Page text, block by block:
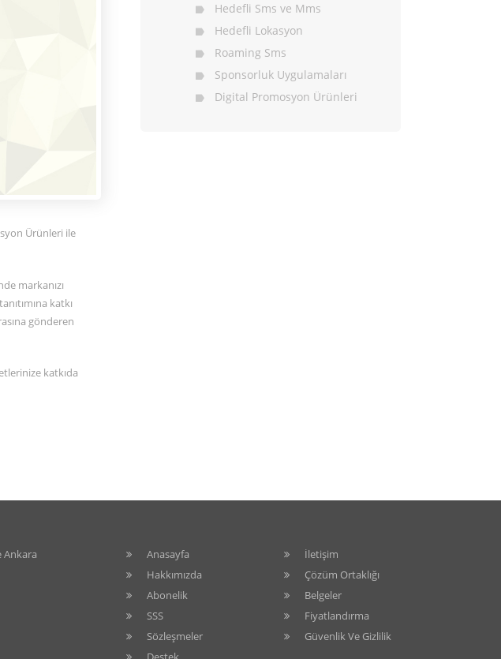
Ürünleri ile
markanızı
katkı
gönderen
katkıda
Hedefli Sms ve Mms
Hedefli Lokasyon
Roaming Sms
Sponsorluk Uygulamaları
Digital Promosyon Ürünleri
Ankara
Anasayfa
Hakkımızda
Abonelik
SSS
Sözleşmeler
İletişim
Çözüm Ortaklığı
Belgeler
Fiyatlandırma
Güvenlik Ve Gizlilik